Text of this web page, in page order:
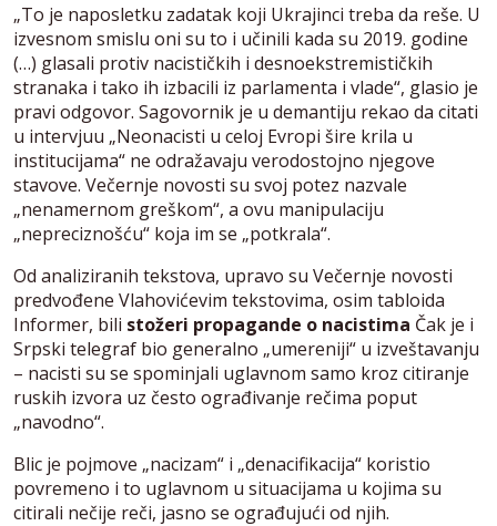
„To je naposletku zadatak koji Ukrajinci treba da reše. U
izvesnom smislu oni su to i učinili kada su 2019. godine
(…) glasali protiv nacističkih i desnoekstremističkih
stranaka i tako ih izbacili iz parlamenta i vlade“, glasio je
pravi odgovor. Sagovornik je u demantiju rekao da citati
u intervjuu „Neonacisti u celoj Evropi šire krila u
institucijama“ ne odražavaju verodostojno njegove
stavove. Večernje novosti su svoj potez nazvale
„nenamernom greškom“, a ovu manipulaciju
„nepreciznošću“ koja im se „potkrala“.
Od analiziranih tekstova, upravo su Večernje novosti
predvođene Vlahovićevim tekstovima, osim tabloida
Informer, bili stožeri propagande o nacistima Čak je i
Srpski telegraf bio generalno „umereniji“ u izveštavanju
– nacisti su se spominjali uglavnom samo kroz citiranje
ruskih izvora uz često ograđivanje rečima poput
„navodno“.
Blic je pojmove „nacizam“ i „denacifikacija“ koristio
povremeno i to uglavnom u situacijama u kojima su
citirali nečije reči, jasno se ograđujući od njih.